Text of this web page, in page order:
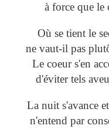
à force que le
Où se tient le
ne vaut-il pas
Le coeur s'en
d'éviter tels
La nuit s'avance
n'entend par